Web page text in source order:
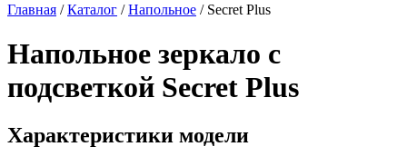
Главная /Каталог /Напольное / Secret Plus
Напольное зеркало с
подсветкой Secret Plus
Характеристики модели